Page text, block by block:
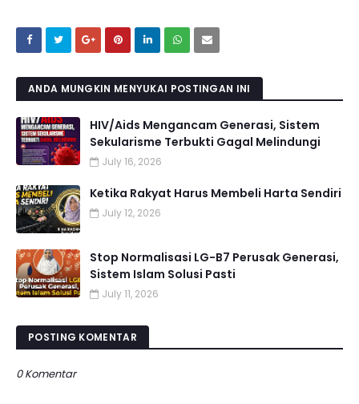
ANDA MUNGKIN MENYUKAI POSTINGAN INI
HIV/Aids Mengancam Generasi, Sistem
Sekularisme Terbukti Gagal Melindungi
July 16, 2026
Ketika Rakyat Harus Membeli Harta Sendiri
July 12, 2026
Stop Normalisasi LG-B7 Perusak Generasi,
Sistem Islam Solusi Pasti
July 11, 2026
POSTING KOMENTAR
0 Komentar